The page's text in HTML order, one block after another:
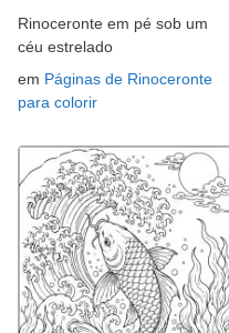
Rinoceronte em pé sob um
céu estrelado
em Páginas de Rinoceronte
para colorir